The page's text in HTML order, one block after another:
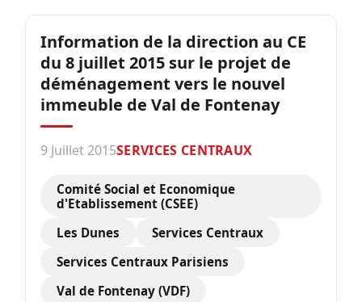
Information de la direction au CE
du 8 juillet 2015 sur le projet de
déménagement vers le nouvel
immeuble de Val de Fontenay
9 Juillet 2015SERVICES CENTRAUX
Comité Social et Economique
d'Etablissement (CSEE)
Les Dunes
Services Centraux
Services Centraux Parisiens
Val de Fontenay (VDF)